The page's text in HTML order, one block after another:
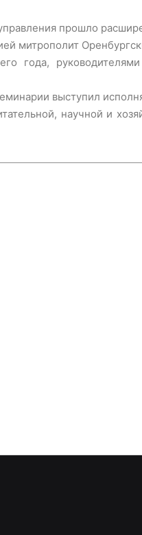
прошло
митрополит
года,
выступил
научной и